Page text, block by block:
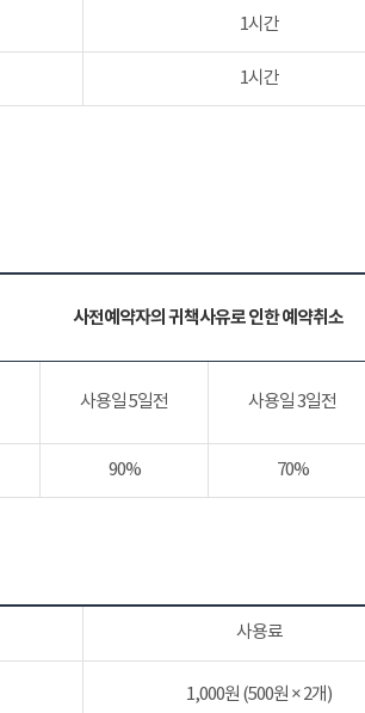
1시간
1시간
사전예약자의 귀책사유로 인한 예약취소
사용일 5일전 사용일 3일전
90% 70%
사용료
1,000원 (500원 × 2개)